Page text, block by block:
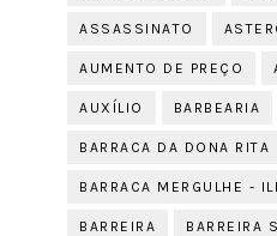
ASSASSINATO
AUMENTO DE PREÇO
AUXÍLIO BARBEARIA
BARRACA DA DONA RITA
BARRACA MERGULHE -
BARREIRA BARREIRA